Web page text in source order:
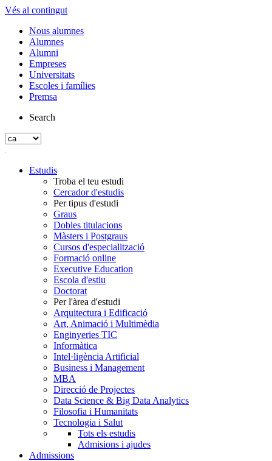
Vés al contingut
Nous alumnes
Alumnes
Alumni
Empreses
Universitats
Escoles i famílies
Premsa
Search
Estudis
Troba el teu estudi
Cercador d'estudis
Per tipus d'estudi
Graus
Dobles titulacions
Màsters i Postgraus
Cursos d'especialització
Formació online
Executive Education
Escola d'estiu
Doctorat
Per l'àrea d'estudi
Arquitectura i Edificació
Art, Animació i Multimèdia
Enginyeries TIC
Informàtica
Intel·ligència Artificial
Business i Management
MBA
Direcció de Projectes
Data Science & Big Data Analytics
Filosofia i Humanitats
Tecnologia i Salut
Tots els estudis
Admisions i ajudes
Admissions